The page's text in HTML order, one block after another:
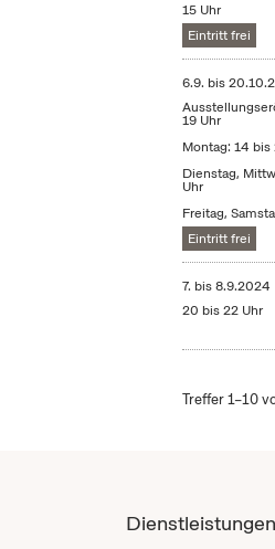
15 Uhr
Eintritt frei
6.9. bis
19 Uhr
Montag: 14 bis
Dienstag,
Uhr
Freitag,
Eintritt frei
7. bis8.9.2024
20 bis 22 Uhr
Treffer 1–10
Dienstleistungen